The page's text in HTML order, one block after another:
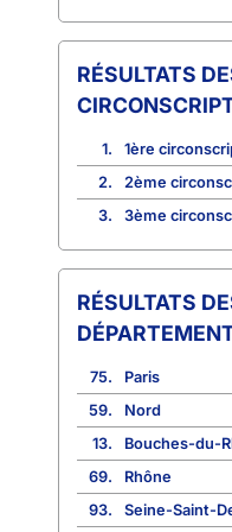
1.
1ère
2.
2ème
3.
3ème
RÉSULTATS
75.
Paris
59.
Nord
13.
Bouches-du-
69.
Rhône
93.
Seine-Saint-